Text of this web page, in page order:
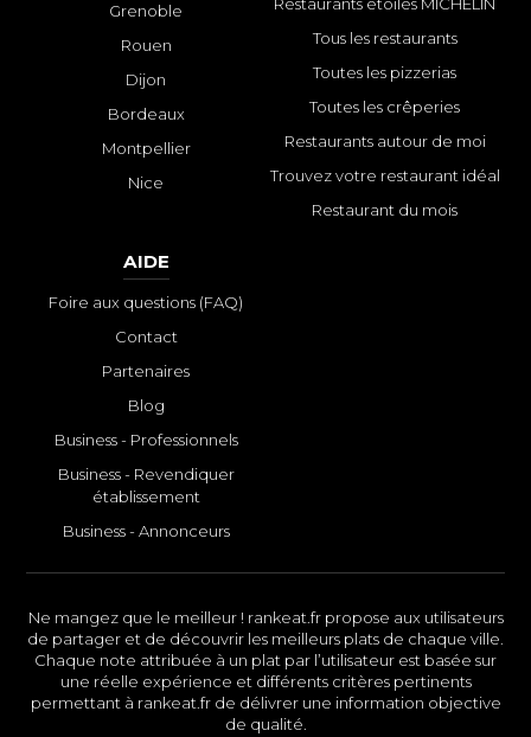
Grenoble
Rouen
Dijon
Bordeaux
Montpellier
Nice
Restaurants étoilés MICHELIN
Tous les restaurants
Toutes les pizzerias
Toutes les crêperies
Restaurants autour de moi
Trouvez votre restaurant idéal
Restaurant du mois
AIDE
Foire aux questions (FAQ)
Contact
Partenaires
Blog
Business - Professionnels
Business - Revendiquer
établissement
Business - Annonceurs
Ne mangez que le meilleur ! rankeat.fr propose aux utilisateurs
de partager et de découvrir les meilleurs plats de chaque ville.
Chaque note attribuée à un plat par l’utilisateur est basée sur
une réelle expérience et différents critères pertinents
permettant à rankeat.fr de délivrer une information objective
de qualité.